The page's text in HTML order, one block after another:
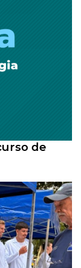
de